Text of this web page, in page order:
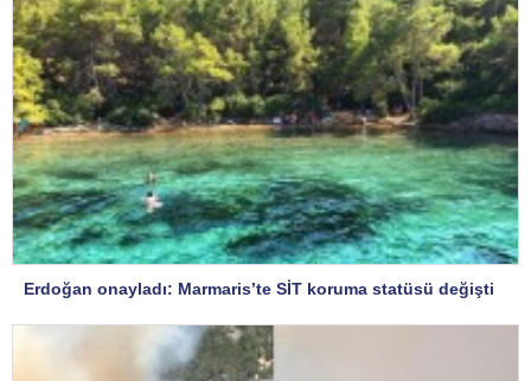
Erdoğan onayladı: Marmaris’te SİT koruma statüsü değişti